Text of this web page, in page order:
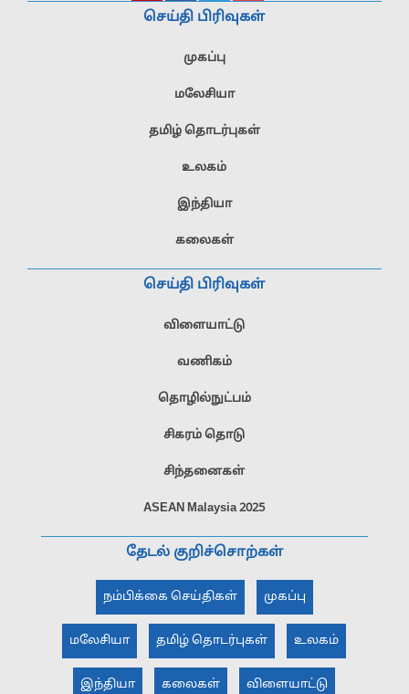
செய்தி பிரிவுகள்
முகப்பு
மலேசியா
தமிழ் தொடர்புகள்
உலகம்
இந்தியா
கலைகள்
செய்தி பிரிவுகள்
விளையாட்டு
வணிகம்
தொழில்நுட்பம்
சிகரம் தொடு
சிந்தனைகள்
ASEAN Malaysia 2025
தேடல் குறிச்சொற்கள்
நம்பிக்கை செய்திகள் முகப்பு
மலேசியா தமிழ் தொடர்புகள் உலகம்
இந்தியா கலைகள் விளையாட்டு